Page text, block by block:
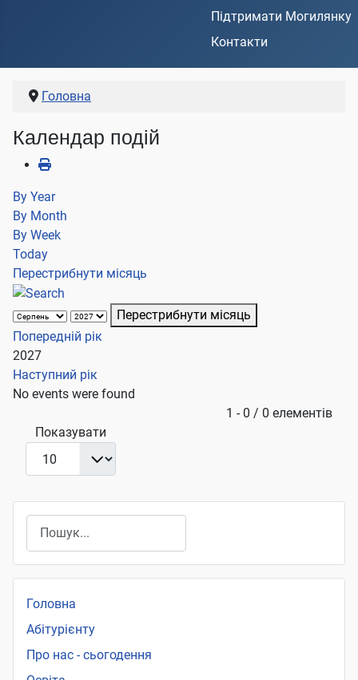
Підтримати Могилянку
Контакти
Головна
Календар подій
By Year
By Month
By Week
Today
Перестрибнути місяць
Перестрибнути місяць
Попередній рік
2027
Наступний рік
No events were found
1 - 0 / 0 елементів
Показувати
Головна
Абітурієнту
Про нас - сьогодення